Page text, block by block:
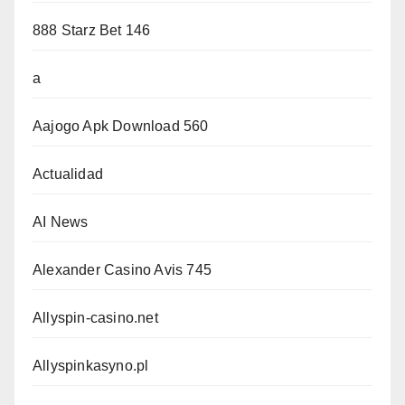
888 Starz Bet 146
a
Aajogo Apk Download 560
Actualidad
AI News
Alexander Casino Avis 745
Allyspin-casino.net
Allyspinkasyno.pl